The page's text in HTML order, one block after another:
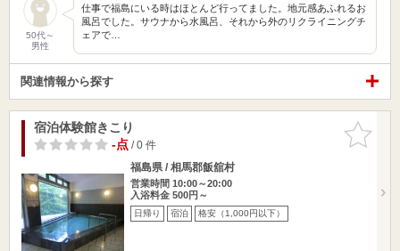
50代～
男性
仕事で福島にいる時はほとんど行ってました。地元感あふれるお
風呂でした。サウナから水風呂、それから外のリクライニングチ
ェアで…
関連情報から探す
お気に入
りに追加
宿泊体験館きこり
-点/ 0 件
福島県 / 相馬郡飯舘村
営業時間 10:00～20:00
入浴料金 500円～
日帰り 宿泊 格安（1,000円以下）